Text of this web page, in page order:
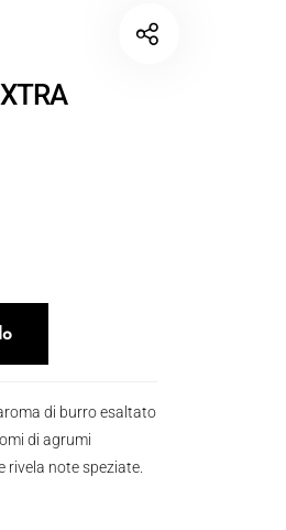
quantità
di burro esaltato
di agrumi
rivela note speziate.